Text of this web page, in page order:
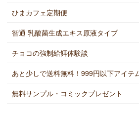
ひまカフェ定期便
智通 乳酸菌生成エキス原液タイプ
チョコの強制給餌体験談
あと少しで送料無料！999円以下アイテ
無料サンプル・コミックプレゼント